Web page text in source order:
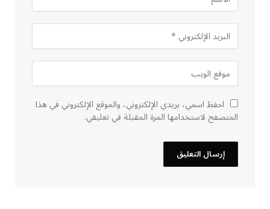
احفظ اسمي، بريدي الإلكتروني، والموقع الإلكتروني في هذا
المتصفح لاستخدامها المرة المقبلة في تعليقي.